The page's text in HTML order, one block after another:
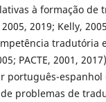
à formação de
2019; Kelly,
tradutória
PACTE, 2001,
português-espanhol
problemas de